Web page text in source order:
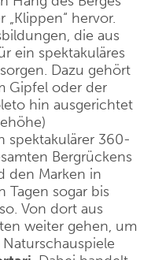
„Klippen“ hervor.
die aus
ein spektakuläres
Dazu gehört
Gipfel oder der
hin ausgerichtet
spektakulärer 360-
Bergrückens
den Marken in
Tagen sogar bis
Von dort aus
weiter gehen, um